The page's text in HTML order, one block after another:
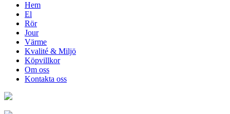
Hem
El
Rör
Jour
Värme
Kvalité & Miljö
Köpvillkor
Om oss
Kontakta oss